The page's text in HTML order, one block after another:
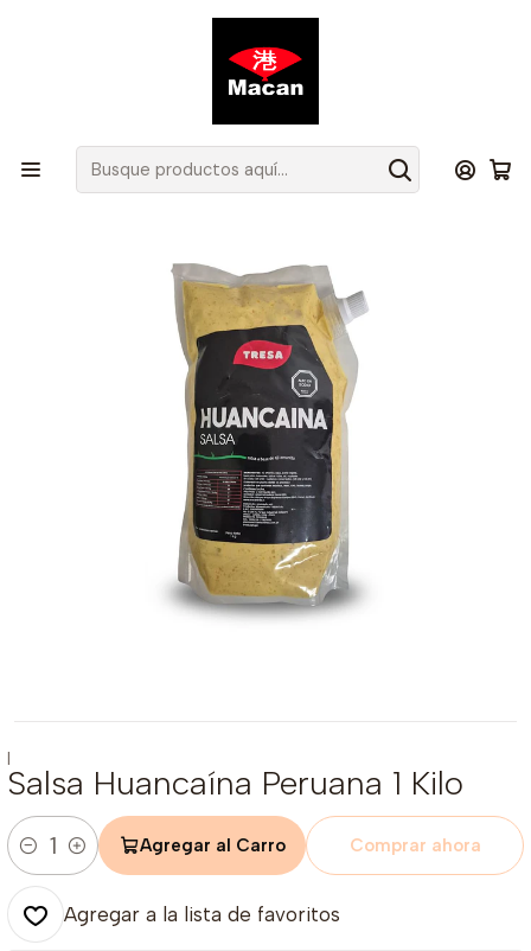
Atención de Lunes a Jueves de 08.00 a 17.30 hrs y Viernes de
Productos
Todos los Productos
|
Salsa Huancaína Peruana 1 Kilo
Cantidad
Agregar al Carro Comprar ahora
Agregar a la lista de favoritos